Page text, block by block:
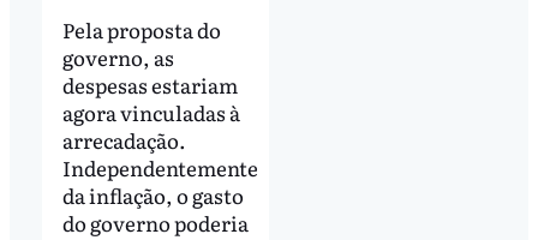
Pela proposta do
governo, as
despesas estariam
agora vinculadas à
arrecadação.
Independentemente
da inflação, o gasto
do governo poderia